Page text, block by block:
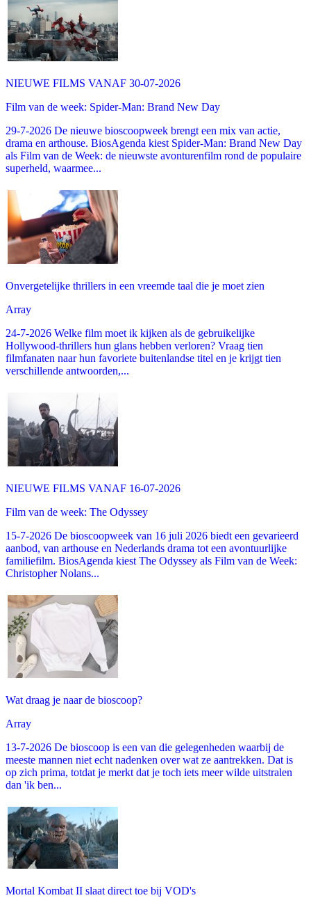
NIEUWE FILMS VANAF 30-07-2026
Film van de week: Spider-Man: Brand New Day
29-7-2026 De nieuwe bioscoopweek brengt een mix van actie,
drama en arthouse. BiosAgenda kiest Spider-Man: Brand New Day
als Film van de Week: de nieuwste avonturenfilm rond de populaire
superheld, waarmee...
Onvergetelijke thrillers in een vreemde taal die je moet zien
Array
24-7-2026 Welke film moet ik kijken als de gebruikelijke
Hollywood-thrillers hun glans hebben verloren? Vraag tien
filmfanaten naar hun favoriete buitenlandse titel en je krijgt tien
verschillende antwoorden,...
NIEUWE FILMS VANAF 16-07-2026
Film van de week: The Odyssey
15-7-2026 De bioscoopweek van 16 juli 2026 biedt een gevarieerd
aanbod, van arthouse en Nederlands drama tot een avontuurlijke
familiefilm. BiosAgenda kiest The Odyssey als Film van de Week:
Christopher Nolans...
Wat draag je naar de bioscoop?
Array
13-7-2026 De bioscoop is een van die gelegenheden waarbij de
meeste mannen niet echt nadenken over wat ze aantrekken. Dat is
op zich prima, totdat je merkt dat je toch iets meer wilde uitstralen
dan 'ik ben...
Mortal Kombat II slaat direct toe bij VOD's